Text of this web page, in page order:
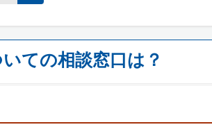
ての相談窓口は？